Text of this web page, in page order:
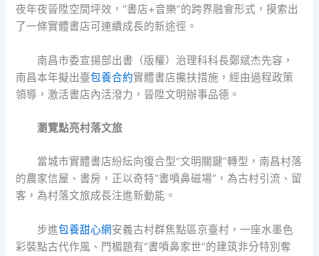
夜年夜晉陞空間坪效，“書店+音樂”的跨界融會形式，摸索出
了一條實體書店可連續成長的新途徑。
南昌市委宣揚部出書（版權）治理科科長鄭斌杰先容，
南昌本年擬出臺包養合約實體書店攙扶措施，經由過程政策
領導，激活書店內活潑力，晉陞文明辦事品德。
瀏覽點亮村落文旅
當城市實體書店紛紜向復合型“文明關鍵”轉型，南昌村落
的農家信屋、書房，正以奇特“書噴鼻磁場”，為古村引流、留
客，為村落文旅成長注進新動能。
步進包養甜心網安義古村群焦點區京臺村，一座水墨色
彩裝點古代作風、門楣題有“書噴鼻家世”的建筑非分特別奪